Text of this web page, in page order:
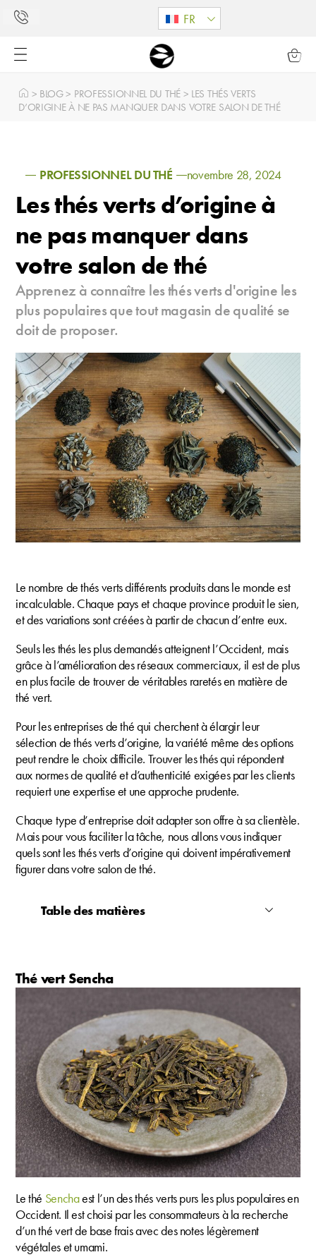
FR
> BLOG> PROFESSIONNEL DU THÉ> LES THÉS VERTS
D’ORIGINE À NE PAS MANQUER DANS VOTRE SALON DE THÉ
PROFESSIONNEL DU THÉ novembre 28, 2024
Les thés verts d’origine à
ne pas manquer dans
votre salon de thé
Apprenez à connaître les thés verts d'origine les
plus populaires que tout magasin de qualité se
doit de proposer.
Le nombre de thés verts différents produits dans le monde est
incalculable. Chaque pays et chaque province produit le sien,
et des variations sont créées à partir de chacun d’entre eux.
Seuls les thés les plus demandés atteignent l’Occident, mais
grâce à l’amélioration des réseaux commerciaux, il est de plus
en plus facile de trouver de véritables raretés en matière de
thé vert.
Pour les entreprises de thé qui cherchent à élargir leur
sélection de thés verts d’origine, la variété même des options
peut rendre le choix difficile. Trouver les thés qui répondent
aux normes de qualité et d’authenticité exigées par les clients
requiert une expertise et une approche prudente.
Chaque type d’entreprise doit adapter son offre à sa clientèle.
Mais pour vous faciliter la tâche, nous allons vous indiquer
quels sont les thés verts d’origine qui doivent impérativement
figurer dans votre salon de thé.
Table des matières
Thé vert Sencha
Le thé Senchaest l’un des thés verts purs les plus populaires en
Occident. Il est choisi par les consommateurs à la recherche
d’un thé vert de base frais avec des notes légèrement
végétales et umami.